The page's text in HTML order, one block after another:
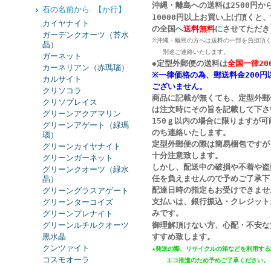
石の名前から 【か行】
カイヤナイト
ガーデンクオーツ（苔水
晶）
ガーネット
カーネリアン（赤瑪瑙）
カルサイト
クリソコラ
クリソプレイス
グリーンアクアマリン
グリーンアゲート（緑瑪
瑙）
グリーンカイヤナイト
グリーンガーネット
グリーンクオーツ（緑水
晶）
グリーングラスアゲート
グリーンターコイズ
グリーンプレナイト
グリーンルチルクオーツ
黒水晶
クンツァイト
コスモオーラ
沖縄・離島への送料は2500円か
10000円以上お買い上げ頂くと
の全国へ送料無料にさせてただ
※沖縄・離島の方へは送料の一部を負担頂
別途ご連絡いたします。
◆定型外郵便の送料は全国一律
※一律価格の為、郵送料金200円
ございません。
商品に記載が無くても、定型外
は注文時にその旨を記載して下
150ｇ以内の場合に限りますが
のち連絡いたします。
定型外郵便の際は簡易梱包です
十分注意致します。
しかし、配送中の破損や不着や
任を負えませんので予めご了承
配達日時の指定もお受けできま
支払いは、銀行振込・クレジッ
みです。
御理解頂けない方、心配・不安
すすめ致します。
★発送の際、リサイクルの箱などを利用す
エコ推進のため予めご了承ください。